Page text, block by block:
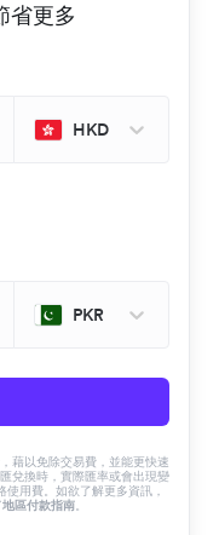
省更多
HKD
PKR
藉以免除交易費，並能更快速
兌換時，實際匯率或會出現變
用費。如欲了解更多資訊，
地區付款指南。